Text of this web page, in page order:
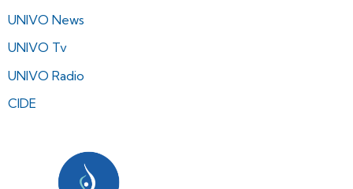
UNIVO News
UNIVO Tv
UNIVO Radio
CIDE